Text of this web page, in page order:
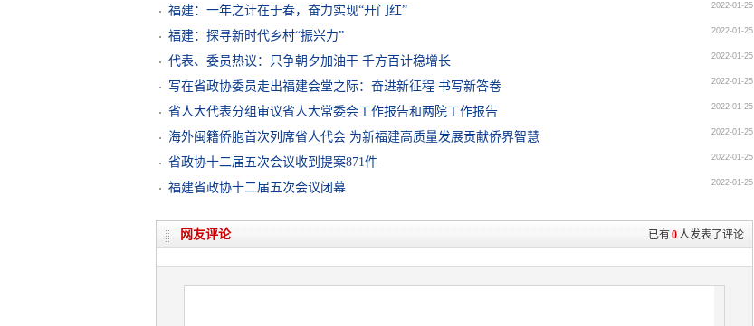
福建：一年之计在于春，奋力实现“开门红” 2022-01-25
福建：探寻新时代乡村“振兴力” 2022-01-25
代表、委员热议：只争朝夕加油干 千方百计稳增长 2022-01-25
写在省政协委员走出福建会堂之际：奋进新征程 书写新答卷 2022-01-25
省人大代表分组审议省人大常委会工作报告和两院工作报告 2022-01-25
海外闽籍侨胞首次列席省人代会 为新福建高质量发展贡献侨界智慧 2022-01-25
省政协十二届五次会议收到提案871件 2022-01-25
福建省政协十二届五次会议闭幕 2022-01-25
已有0人发表了评论
网友评论